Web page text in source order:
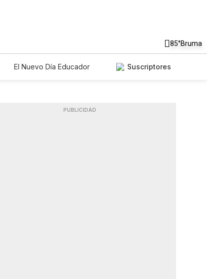
85°Bruma
El Nuevo Día Educador
Suscriptores
PUBLICIDAD